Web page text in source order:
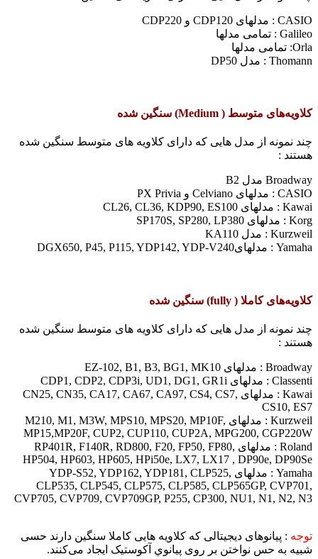
CASIO :‌ مدلهای CDP120 و CDP220
Galileo : تمامی مدلها
Orla: تمامی مدلها
Thomann : مدل DP50
کلاویه‌های متوسط ( Medium) سنگین شده
چند نمونه از مدل هایی که دارای کلاویه های متوسط سنگین شده
هستند :
Broadway مدل B2
CASIO :‌ مدلهای Celviano و PX Privia
Kawai : مدلهای CL26, CL36, KDP90, ES100
Korg :‌ مدلهای SP170S, SP280, LP380
Kurzweil : مدل KA110
Yamaha : مدلهایDGX650, P45, P115, YDP142, YDP-V240
کلاویه‌های کاملا ( fully) سنگین شده
چند نمونه از مدل هایی که دارای کلاویه های متوسط سنگین شده
هستند :
Broadway : مدلهای EZ-102, B1, B3, BG1, MK10
Classenti : مدلهای CDP1, CDP2, CDP3i, UD1, DG1, GR1i
Kawai : مدلهای CN25, CN35, CA17, CA67, CA97, CS4, CS7,
CS10, ES7
Kurzweil : مدلهای M210, M1, M3W, MPS10, MPS20, MP10F,
MP15,MP20F, CUP2, CUP110, CUP2A, MPG200, CGP220W
Roland : مدلهای RP401R, F140R, RD800, F20, FP50, FP80,
HP504, HP603, HP605, HPi50e, LX7, LX17 , DP90e, DP90Se
Yamaha : مدلهای YDP-S52, YDP162, YDP181, CLP525,
CLP535, CLP545, CLP575, CLP585, CLP565GP, CVP701,
CVP705, CVP709, CVP709GP, P255, CP300, NU1, N1, N2, N3
توجه :‌ پیانوهای دیجیتالی که کلاویه هایی کاملا سنگین دارند حسی
شبیه به حس نواختن بر روی پیانوي آکوستیک ایجاد می‌کنند.